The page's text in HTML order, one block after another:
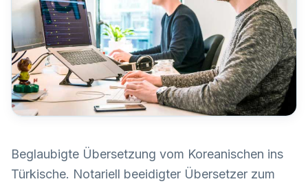
Beglaubigte Übersetzung vom Koreanischen ins
Türkische. Notariell beeidigter Übersetzer zum